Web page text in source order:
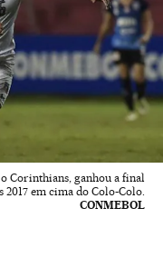
Corinthians, ganhou a final
2017 em cima do Colo-Colo.
CONMEBOL